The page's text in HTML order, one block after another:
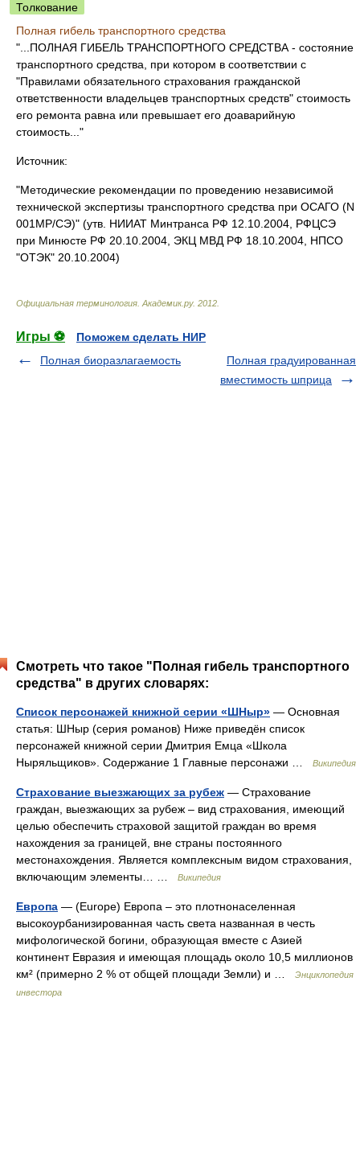
Толкование
Полная гибель транспортного средства
"...ПОЛНАЯ ГИБЕЛЬ ТРАНСПОРТНОГО СРЕДСТВА - состояние
транспортного средства, при котором в соответствии с
"Правилами обязательного страхования гражданской
ответственности владельцев транспортных средств" стоимость
его ремонта равна или превышает его доаварийную
стоимость..."
Источник:
"Методические рекомендации по проведению независимой
технической экспертизы транспортного средства при ОСАГО (N
001МР/СЭ)" (утв. НИИАТ Минтранса РФ 12.10.2004, РФЦСЭ
при Минюсте РФ 20.10.2004, ЭКЦ МВД РФ 18.10.2004, НПСО
"ОТЭК" 20.10.2004)
Официальная терминология Академик.ру. 2012
Игры ⚽
Поможем сделать НИР
Полная биоразлагаемость
Полная градуированная
вместимость шприца
Смотреть что такое "Полная гибель транспортного
средства" в других словарях:
Список персонажей книжной серии «ШНыр» — Основная
статья: ШНыр (серия романов) Ниже приведён список
персонажей книжной серии Дмитрия Емца «Школа
Ныряльщиков». Содержание 1 Главные персонажи …
Википедия
Страхование выезжающих за рубеж — Страхование
граждан, выезжающих за рубеж – вид страхования, имеющий
целью обеспечить страховой защитой граждан во время
нахождения за границей, вне страны постоянного
местонахождения. Является комплексным видом страхования,
включающим элементы… …
Википедия
Европа — (Europe) Европа – это плотнонаселенная
высокоурбанизированная часть света названная в честь
мифологической богини, образующая вместе с Азией
континент Евразия и имеющая площадь около 10,5 миллионов
км² (примерно 2 % от общей площади Земли) и …
Энциклопедия
инвестора